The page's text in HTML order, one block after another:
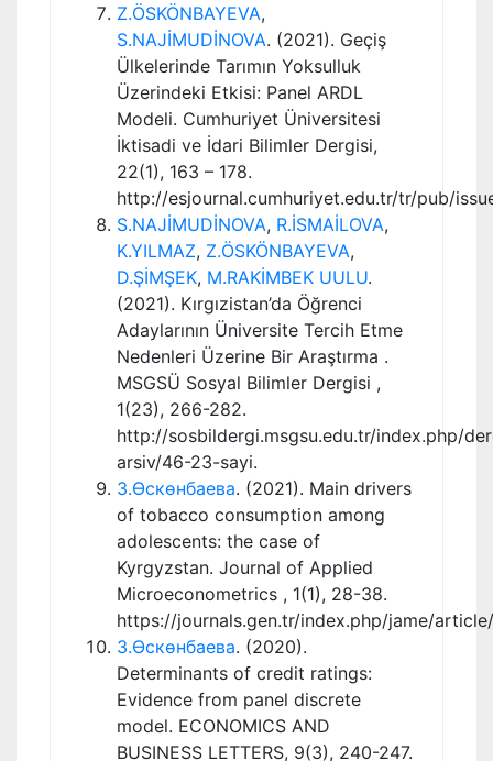
Z.ÖSKÖNBAYEVA,
S.NAJİMUDİNOVA. (2021). Geçiş
Ülkelerinde Tarımın Yoksulluk
Üzerindeki Etkisi: Panel ARDL
Modeli. Cumhuriyet Üniversitesi
İktisadi ve İdari Bilimler Dergisi,
22(1), 163 – 178.
http://esjournal.cumhuriyet.edu.tr/tr/pub/
S.NAJİMUDİNOVA, R.İSMAİLOVA,
K.YILMAZ, Z.ÖSKÖNBAYEVA,
D.ŞİMŞEK, M.RAKİMBEK UULU.
(2021). Kırgızistan’da Öğrenci
Adaylarının Üniversite Tercih Etme
Nedenleri Üzerine Bir Araştırma .
MSGSÜ Sosyal Bilimler Dergisi ,
1(23), 266-282.
http://sosbildergi.msgsu.edu.tr/index.php/
arsiv/46-23-sayi.
З.Өскөнбаева. (2021). Main drivers
of tobacco consumption among
adolescents: the case of
Kyrgyzstan. Journal of Applied
Microeconometrics , 1(1), 28-38.
https://journals.gen.tr/index.php/jame/
З.Өскөнбаева. (2020).
Determinants of credit ratings:
Evidence from panel discrete
model. ECONOMICS AND
BUSINESS LETTERS, 9(3), 240-247.